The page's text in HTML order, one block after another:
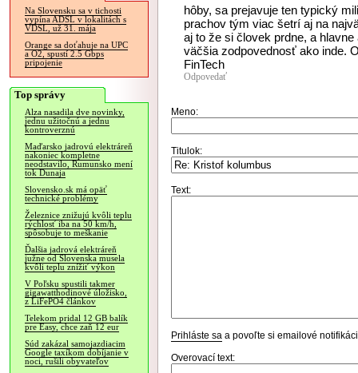
Na Slovensku sa v tichosti
vypína ADSL v lokalitách s
VDSL, už 31. mája
Orange sa doťahuje na UPC
a O2, spustí 2.5 Gbps
pripojenie
Top správy
Alza nasadila dve novinky,
jednu užitočnú a jednu
kontroverznú
Maďarsko jadrovú elektráreň
nakoniec kompletne
neodstavilo, Rumunsko mení
tok Dunaja
Slovensko.sk má opäť
technické problémy
Železnice znižujú kvôli teplu
rýchlosť iba na 50 km/h,
spôsobuje to meškanie
Ďalšia jadrová elektráreň
južne od Slovenska musela
kvôli teplu znížiť výkon
V Poľsku spustili takmer
gigawatthodinové úložisko,
z LiFePO4 článkov
Telekom pridal 12 GB balík
pre Easy, chce zaň 12 eur
Súd zakázal samojazdiacim
Google taxíkom dobíjanie v
noci, rušili obyvateľov
hôby, sa prejavuje ten typický
prachov tým viac šetrí aj na
aj to že si človek prdne, a
väčšia zodpovednosť ako inde.
FinTech
Odpovedať
Meno:
Titulok:
Text:
Prihláste sa a povoľte si emailové
Overovací text: